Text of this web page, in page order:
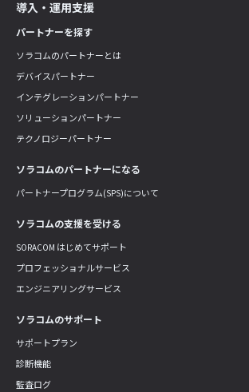
導入・運用支援
パートナーを探す
ソラコムのパートナーとは
デバイスパートナー
インテグレーションパートナー
ソリューションパートナー
テクノロジーパートナー
ソラコムのパートナーになる
パートナープログラム(SPS)について
ソラコムの支援を受ける
SORACOM はじめてサポート
プロフェッショナルサービス
エンジニアリングサービス
ソラコムのサポート
サポートプラン
診断機能
監査ログ